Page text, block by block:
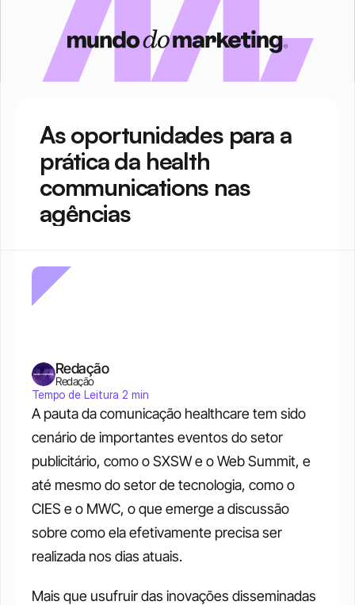
As oportunidades para a
prática da health
communications nas
agências
A pauta da comunicação healthcare tem sido
cenário de importantes eventos do setor
publicitário, como o SXSW e o Web Summit, e
até mesmo do setor de tecnologia, como o
CIES e o MWC, o que emerge a discussão
sobre como ela efetivamente precisa ser
realizada nos dias atuais.
Mais que usufruir das inovações disseminadas
Redação
Redação
Tempo de Leitura 2 min